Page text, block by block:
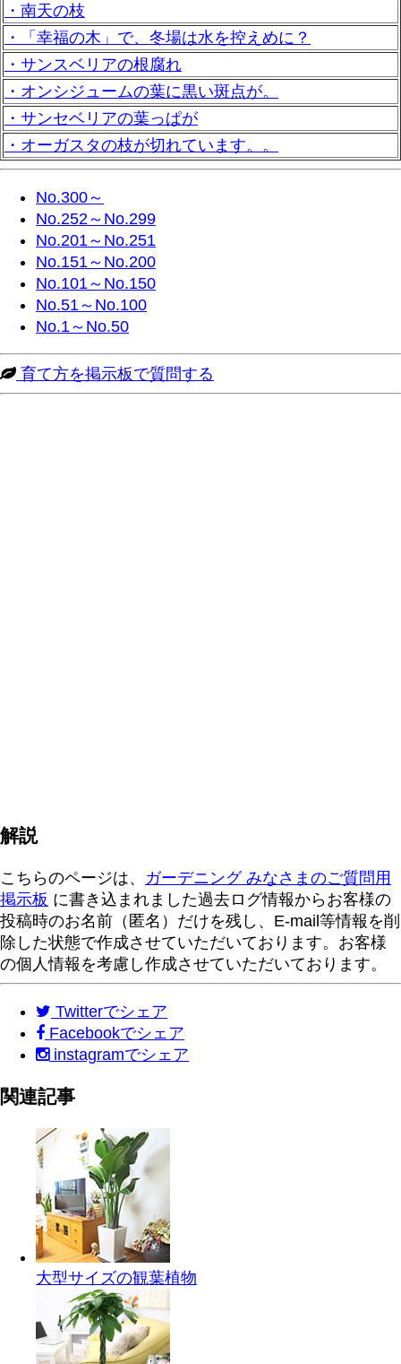
・南天の枝
・「幸福の木」で、冬場は水を控えめに？
・サンスベリアの根腐れ
・オンシジュームの葉に黒い斑点が。
・サンセベリアの葉っぱが
・オーガスタの枝が切れています。。
No.300～
No.252～No.299
No.201～No.251
No.151～No.200
No.101～No.150
No.51～No.100
No.1～No.50
育て方を掲示板で質問する
解説
こちらのページは、 ガーデニング みなさまのご質問用
掲示板 に書き込まれました過去ログ情報からお客様の
投稿時のお名前（匿名）だけを残し、E-mail等情報を削
除した状態で作成させていただいております。お客様
の個人情報を考慮し作成させていただいております。
Twitterでシェア
Facebookでシェア
instagramでシェア
関連記事
大型サイズの観葉植物